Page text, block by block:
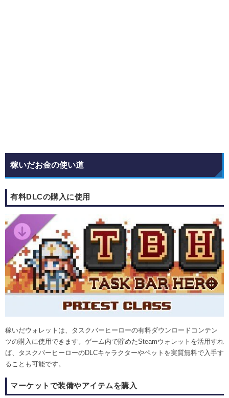
稼いだお金の使い道
有料DLCの購入に使用
稼いだウォレットは、タスクバーヒーローの有料ダウンロードコンテン
ツの購入に使用できます。ゲーム内で貯めたSteamウォレットを活用すれ
ば、タスクバーヒーローのDLCキャラクターやペットを実質無料で入手す
ることも可能です。
マーケットで装備やアイテムを購入